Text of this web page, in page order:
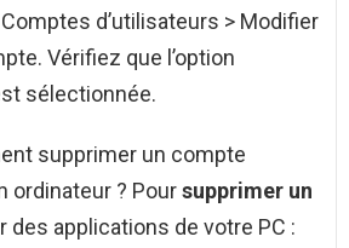
d’utilisateurs > Modifier
Vérifiez que l’option
sélectionnée.
supprimer un compte
ordinateur ? Poursupprimer un
des applications de votre PC :